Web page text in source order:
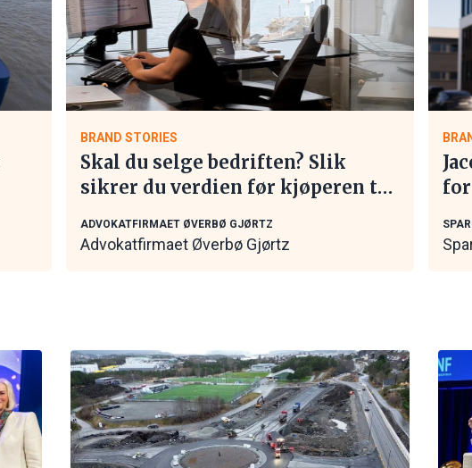
BRAND STORIES
Skal du selge bedriften? Slik
sikrer du verdien før kjøperen tar
ADVOKATFIRMAET ØVERBØ GJØRTZ
Advokatfirmaet Øverbø Gjørtz